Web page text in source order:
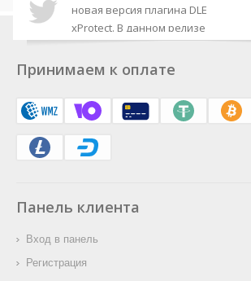
новая версия плагина DLE
xProtect. В данном релизе
PHP 8, а также исправления
Дорогие друзья, доступна
Google Indexing. В данном
поддержка PHP 8, а также
обнаруженных ошибок.
новая версия плагина DLE
Google Indexing. В данном
релизе вас ожидают новые
возможности, а также
Уважаемые друзья,
доступна новая версия
вас ожидает поддержка
исправления
обнаруженных ошибок.
нашей команды примите
поздравления с
наступающим Новым годом
Принимаем к оплате
Панель клиента
Вход в панель
Регистрация